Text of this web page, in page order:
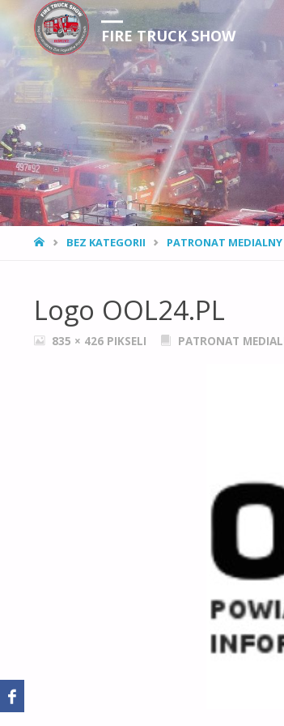
FIRE TRUCK SHOW
STRONA
BEZ KATEGORII PATRONAT
Logo OOL24.PL
PEŁNY835 × 426 PIKSELI PATRONAT